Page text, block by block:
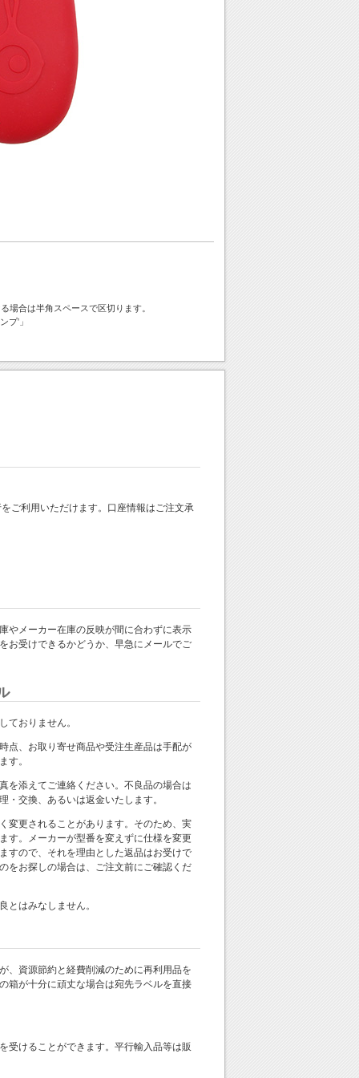
場合は半角スペースで区切ります。
プ'」
ご利用いただけます。口座情報はご注文承
やメーカー在庫の反映が間に合わずに表示
お受けできるかどうか、早急にメールでご
ておりません。
点、お取り寄せ商品や受注生産品は手配が
す。
を添えてご連絡ください。不良品の場合は
・交換、あるいは返金いたします。
変更されることがあります。そのため、実
す。メーカーが型番を変えずに仕様を変更
すので、それを理由とした返品はお受けで
をお探しの場合は、ご注文前にご確認くだ
とはみなしません。
、資源節約と経費削減のために再利用品を
箱が十分に頑丈な場合は宛先ラベルを直接
受けることができます。平行輸入品等は販